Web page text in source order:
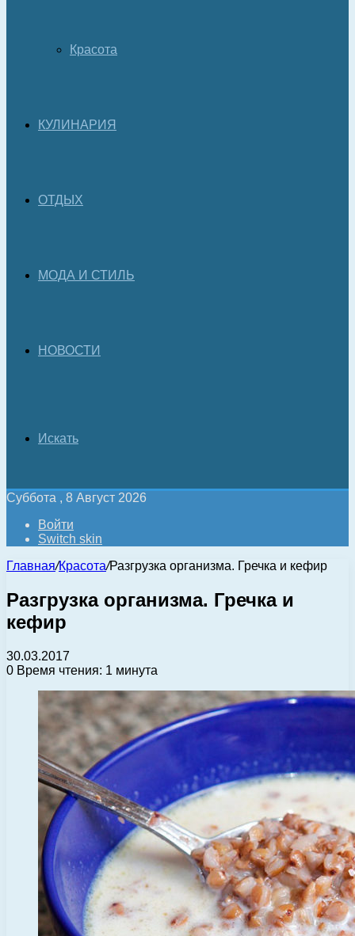
Красота
КУЛИНАРИЯ
ОТДЫХ
МОДА И СТИЛЬ
НОВОСТИ
Искать
Суббота , 8 Август 2026
Войти
Switch skin
Главная/Красота/Разгрузка организма. Гречка и кефир
Разгрузка организма. Гречка и
кефир
30.03.2017
0 Время чтения: 1 минута